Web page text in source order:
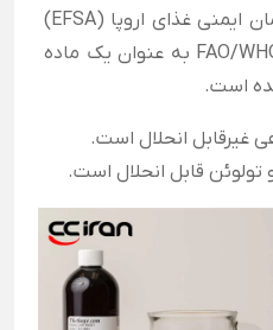
ایالات متحده (FDA) و سازمان ایمنی غذای اروپا (EFSA)
و همچنین کمیته مشترک FAO/WHO به عنوان یک ماده
است.
غیرقابل انحلال است.
تولوئن قابل انحلال است.